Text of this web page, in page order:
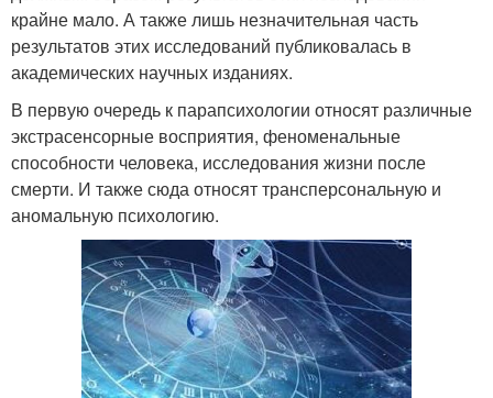
крайне мало. А также лишь незначительная часть
результатов этих исследований публиковалась в
академических научных изданиях.
В первую очередь к парапсихологии относят различные
экстрасенсорные восприятия, феноменальные
способности человека, исследования жизни после
смерти. И также сюда относят трансперсональную и
аномальную психологию.